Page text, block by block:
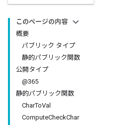
このページの内容
概要
パブリック タイプ
静的パブリック関数
公開タイプ
@365
静的パブリック関数
CharToVal
ComputeCheckChar